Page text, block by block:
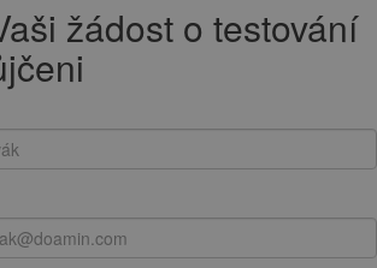
žádost o testování